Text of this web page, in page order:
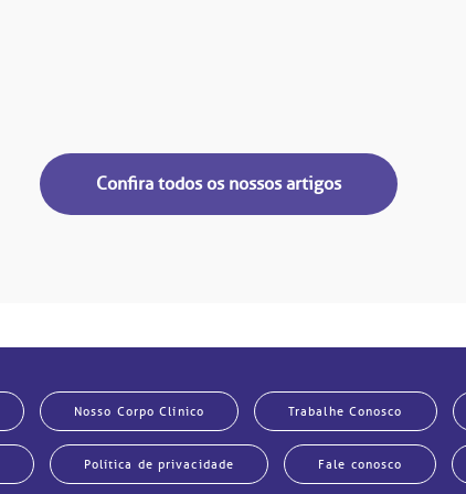
Confira todos os nossos artigos
Nosso Corpo Clínico Trabalhe Conosco
Política de privacidade Fale conosco